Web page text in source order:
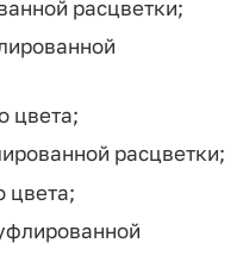
расцветки;
цвета;
расцветки;
цвета;